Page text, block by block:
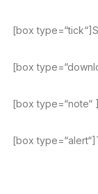
[box
[box
[box type=“note“
[box